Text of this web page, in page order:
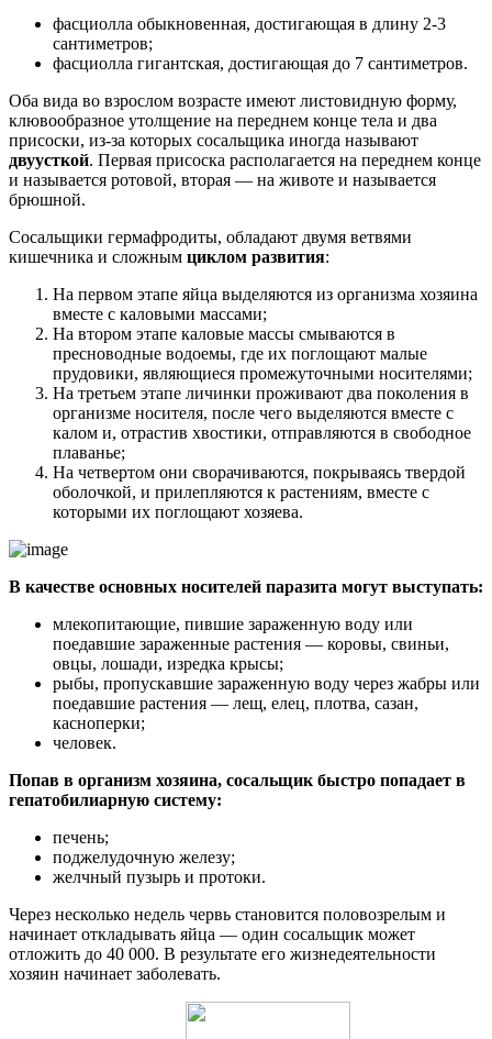
фасциолла обыкновенная, достигающая в длину 2-3
сантиметров;
фасциолла гигантская, достигающая до 7 сантиметров.
Оба вида во взрослом возрасте имеют листовидную форму,
клювообразное утолщение на переднем конце тела и два
присоски, из-за которых сосальщика иногда называют
двуусткой. Первая присоска располагается на переднем конце
и называется ротовой, вторая — на животе и называется
брюшной.
Сосальщики гермафродиты, обладают двумя ветвями
кишечника и сложным циклом развития:
На первом этапе яйца выделяются из организма хозяина
вместе с каловыми массами;
На втором этапе каловые массы смываются в
пресноводные водоемы, где их поглощают малые
прудовики, являющиеся промежуточными носителями;
На третьем этапе личинки проживают два поколения в
организме носителя, после чего выделяются вместе с
калом и, отрастив хвостики, отправляются в свободное
плаванье;
На четвертом они сворачиваются, покрываясь твердой
оболочкой, и прилепляются к растениям, вместе с
которыми их поглощают хозяева.
В качестве основных носителей паразита могут выступать:
млекопитающие, пившие зараженную воду или
поедавшие зараженные растения — коровы, свиньи,
овцы, лошади, изредка крысы;
рыбы, пропускавшие зараженную воду через жабры или
поедавшие растения — лещ, елец, плотва, сазан,
касноперки;
человек.
Попав в организм хозяина, сосальщик быстро попадает в
гепатобилиарную систему:
печень;
поджелудочную железу;
желчный пузырь и протоки.
Через несколько недель червь становится половозрелым и
начинает откладывать яйца — один сосальщик может
отложить до 40 000. В результате его жизнедеятельности
хозяин начинает заболевать.